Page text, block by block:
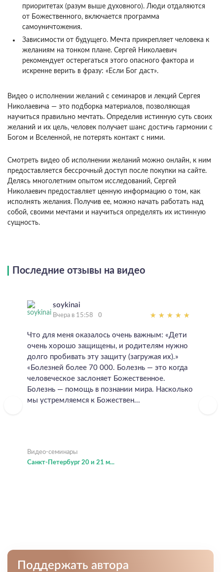
приоритетах (разум выше духовного). Люди отдаляются
от Божественного, включается программа
самоуничтожения.
Зависимости от будущего. Мечта прикрепляет человека к
желаниям на тонком плане. Сергей Николаевич
рекомендует остерегаться этого опасного фактора и
искренне верить в фразу: «‎Если Бог даст».
Видео о исполнении желаний с семинаров и лекций Сергея
Николаевича — это подборка материалов, позволяющая
научиться правильно мечтать. Определив истинную суть своих
желаний и их цель, человек получает шанс достичь гармонии с
Богом и Вселенной, не потерять контакт с ними.
Смотреть видео об исполнении желаний можно онлайн, к ним
предоставляется бессрочный доступ после покупки на сайте.
Делясь многолетним опытом исследований, Сергей
Николаевич предоставляет ценную информацию о том, как
исполнять желания. Получив ее, можно начать работать над
собой, своими мечтами и научиться определять их истинную
сущность.
Последние отзывы на видео
soykinai
Вчера в 15:58 0
Что для меня оказалось очень важным: «Дети
очень хорошо защищены, и родителям нужно
долго пробивать эту защиту (загружая их).»
«Болезней более 70 000. Болезнь — это когда
человеческое заслоняет Божественное.
Болезнь — помощь в познании мира. Насколько
мы устремляемся к Божествен...
Видео-семинары
Санкт-Петербург 20 и 21 м...
Поддержать автора